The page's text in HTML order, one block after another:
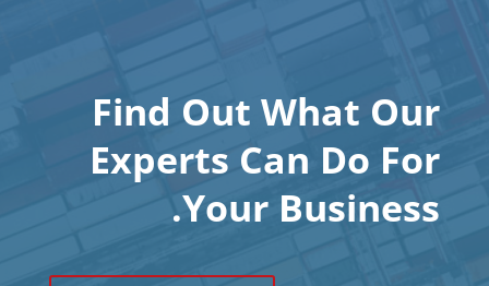
Find Out What Our
Experts Can Do For
Your Business.